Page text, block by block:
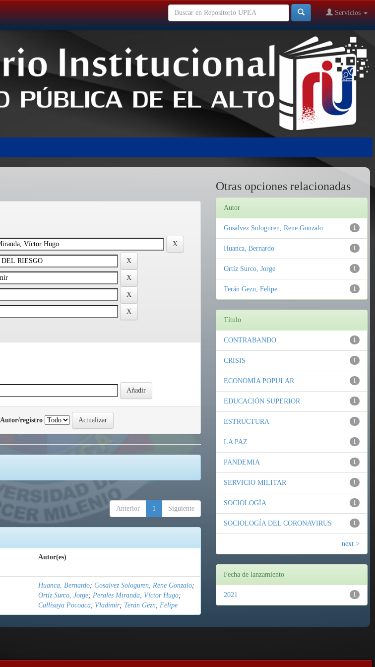
Servicios
Autor/registro
Anterior 1 Siguiente
Autor(es)
Huanca, Bernardo; Gosalvez Sologuren, Rene Gonzalo;
Ortíz Surco, Jorge; Perales Miranda, Víctor Hugo;
Callisaya Pocoaca, Vladimir; Terán Gezn, Felipe
Otras opciones relacionadas
Autor
1
Gosalvez Sologuren, Rene Gonzalo
1
Huanca, Bernardo
1
Ortíz Surco, Jorge
1
Terán Gezn, Felipe
Título
1
CONTRABANDO
1
CRISIS
1
ECONOMÍA POPULAR
1
EDUCACIÓN SUPERIOR
1
ESTRUCTURA
1
LA PAZ
1
PANDEMIA
1
SERVICIO MILITAR
1
SOCIOLOGÍA
1
SOCIOLOGÍA DEL CORONAVIRUS
next >
Fecha de lanzamiento
1
2021